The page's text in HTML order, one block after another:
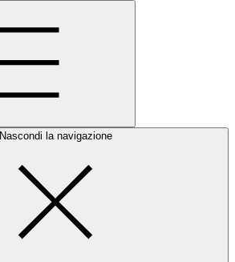
Nascondi la navigazione